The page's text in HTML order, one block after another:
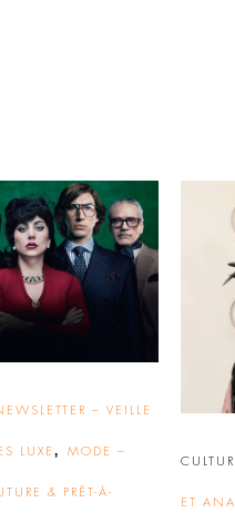
– VEILLE
LUXE , MODE –
& PRÊT-À-
ET